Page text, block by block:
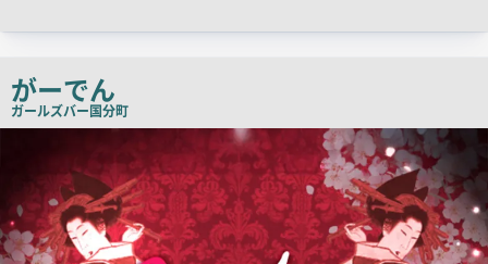
コ
ピ
がーでん
ガールズバー国分町
店